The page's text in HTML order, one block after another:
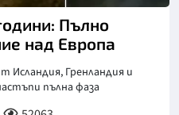
Пълно
над Европа
Исландия, Гренландия и
пълна фаза